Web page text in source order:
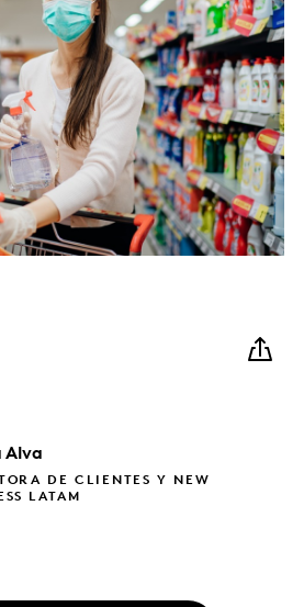
Alva
DE CLIENTES Y NEW
LATAM